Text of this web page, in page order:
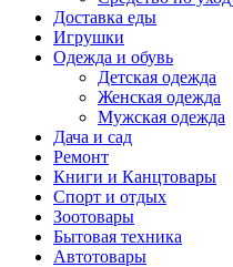
Доставка еды
Игрушки
Одежда и обувь
Детская одежда
Женская одежда
Мужская одежда
Дача и сад
Ремонт
Книги и Канцтовары
Спорт и отдых
Зоотовары
Бытовая техника
Автотовары